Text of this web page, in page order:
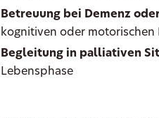
Betreuung bei Demenz
kognitiven oder motorischen
Begleitung in palliativen
Lebensphase